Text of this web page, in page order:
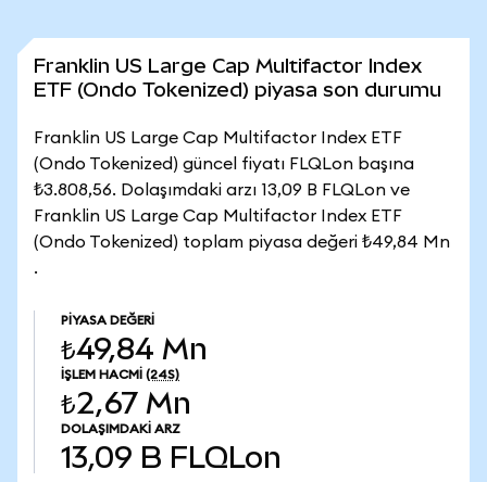
Franklin US Large Cap Multifactor Index
ETF (Ondo Tokenized) piyasa son durumu
Franklin US Large Cap Multifactor Index ETF
(Ondo Tokenized) güncel fiyatı FLQLon başına
₺3.808,56. Dolaşımdaki arzı 13,09 B FLQLon ve
Franklin US Large Cap Multifactor Index ETF
(Ondo Tokenized) toplam piyasa değeri ₺49,84 Mn
.
PIYASA DEĞERI
₺49,84 Mn
İŞLEM HACMI (24S)
₺2,67 Mn
DOLAŞIMDAKI ARZ
13,09 B FLQLon